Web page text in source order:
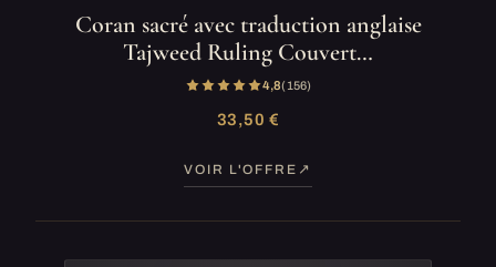
Coran sacré avec traduction anglaise
Tajweed Ruling Couvert…
4,8(156)
33,50 €
VOIR L'OFFRE